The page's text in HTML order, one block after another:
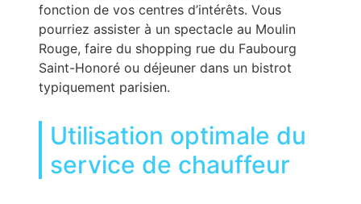
fonction de vos centres d’intérêts. Vous
pourriez assister à un spectacle au Moulin
Rouge, faire du shopping rue du Faubourg
Saint-Honoré ou déjeuner dans un bistrot
typiquement parisien.
Utilisation optimale du
service de chauffeur